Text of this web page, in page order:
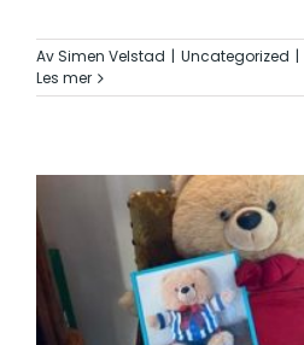
AvSimen Velstad | Uncategorized |
Les mer